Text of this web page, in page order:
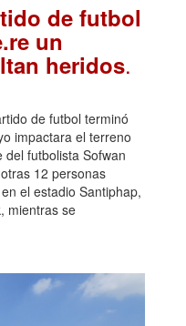
de futbol
un
heridos.
de futbol terminó
impactara el terreno
futbolista Sofwan
12 personas
el estadio Santiphap,
mientras se